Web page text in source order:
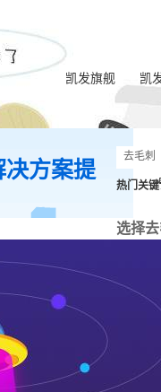
凯发旗舰 凯
决方案提
热门关
选择